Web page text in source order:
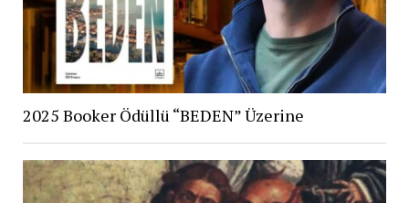
2025 Booker Ödüllü “BEDEN” Üzerine